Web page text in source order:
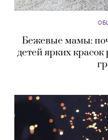
Бежевые мамы:
детей ярких красок